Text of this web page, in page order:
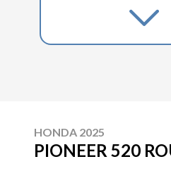
HONDA 2025
PIONEER 520